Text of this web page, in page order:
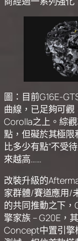
圖：目前G16E-
曲線，已足夠可
Corolla之上。綜
點，但礙於其極
比多少有點“不受
來越高……
改裝升級的
家群體/賽道應用/
的共同推動之下，
擎家族 – G20E，
Concept中置引擎